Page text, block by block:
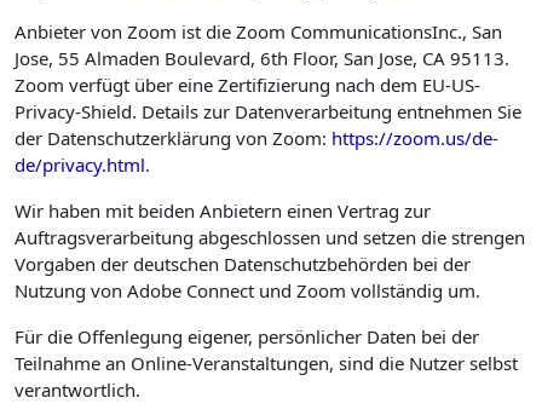
Anbieter von Zoom ist die Zoom CommunicationsInc., San
Jose, 55 Almaden Boulevard, 6th Floor, San Jose, CA 95113.
Zoom verfügt über eine Zertifizierung nach dem EU-US-
Privacy-Shield. Details zur Datenverarbeitung entnehmen Sie
der Datenschutzerklärung von Zoom: https://zoom.us/de-
de/privacy.html.
Wir haben mit beiden Anbietern einen Vertrag zur
Auftragsverarbeitung abgeschlossen und setzen die strengen
Vorgaben der deutschen Datenschutzbehörden bei der
Nutzung von Adobe Connect und Zoom vollständig um.
Für die Offenlegung eigener, persönlicher Daten bei der
Teilnahme an Online-Veranstaltungen, sind die Nutzer selbst
verantwortlich.